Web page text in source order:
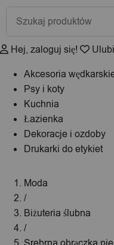
Wyszukiwarka
produktów
Hej, zaloguj się!
Akcesoria
Psy i koty
Kuchnia
Łazienka
Dekoracje i ozdoby
Drukarki do etykiet
Moda
/
Biżuteria ślubna
/